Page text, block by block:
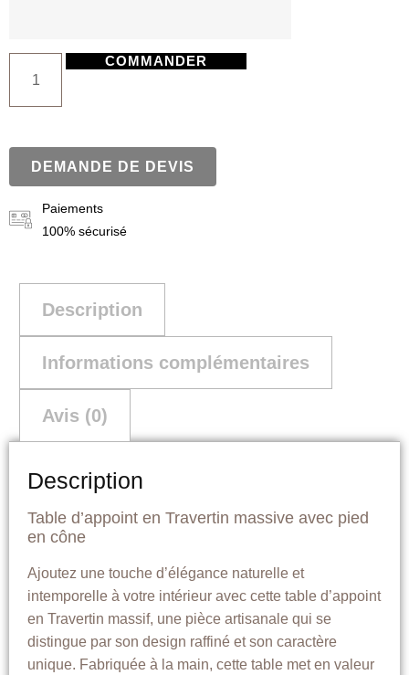
COMMANDER
DEMANDE DE DEVIS
Paiements
100% sécurisé
Description
Informations complémentaires
Avis (0)
Description
Table d’appoint en Travertin massive avec pied
en cône
Ajoutez une touche d’élégance naturelle et
intemporelle à votre intérieur avec cette table d’appoint
en Travertin massif, une pièce artisanale qui se
distingue par son design raffiné et son caractère
unique. Fabriquée à la main, cette table met en valeur